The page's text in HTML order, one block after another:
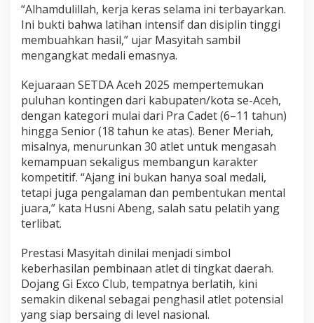
“Alhamdulillah, kerja keras selama ini terbayarkan.
Ini bukti bahwa latihan intensif dan disiplin tinggi
membuahkan hasil,” ujar Masyitah sambil
mengangkat medali emasnya.
Kejuaraan SETDA Aceh 2025 mempertemukan
puluhan kontingen dari kabupaten/kota se-Aceh,
dengan kategori mulai dari Pra Cadet (6–11 tahun)
hingga Senior (18 tahun ke atas). Bener Meriah,
misalnya, menurunkan 30 atlet untuk mengasah
kemampuan sekaligus membangun karakter
kompetitif. “Ajang ini bukan hanya soal medali,
tetapi juga pengalaman dan pembentukan mental
juara,” kata Husni Abeng, salah satu pelatih yang
terlibat.
Prestasi Masyitah dinilai menjadi simbol
keberhasilan pembinaan atlet di tingkat daerah.
Dojang Gi Exco Club, tempatnya berlatih, kini
semakin dikenal sebagai penghasil atlet potensial
yang siap bersaing di level nasional.